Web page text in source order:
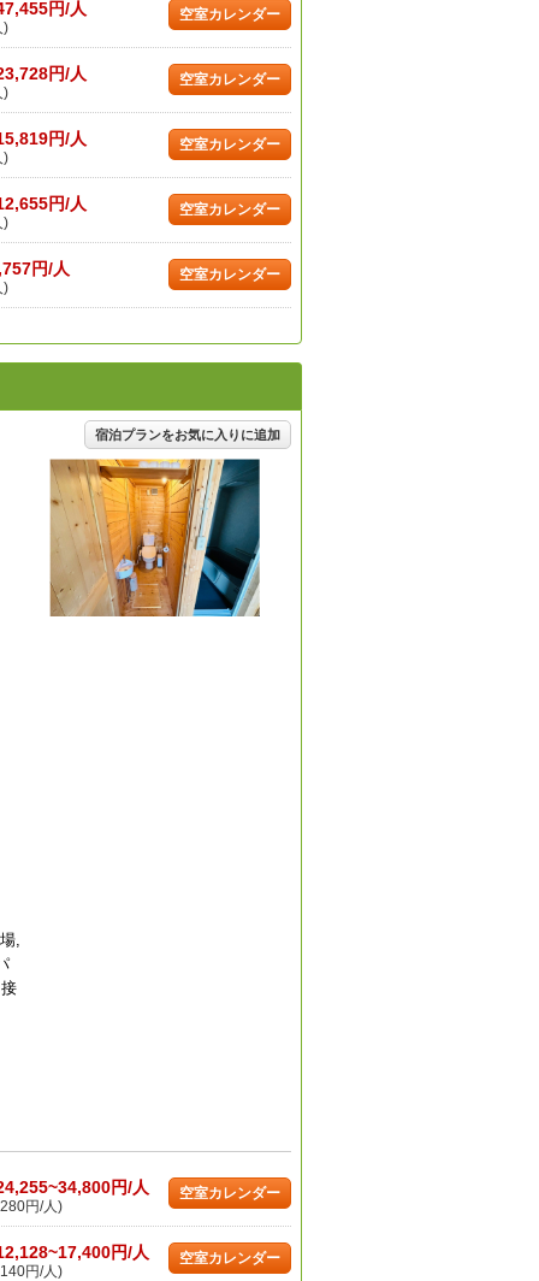
円/人
)
空室カレンダー
円/人
)
空室カレンダー
円/人
)
空室カレンダー
円/人
)
空室カレンダー
円/人
)
空室カレンダー
宿泊プランをお気に入りに追加
,
円/人
円/人)
空室カレンダー
円/人
円/人)
空室カレンダー